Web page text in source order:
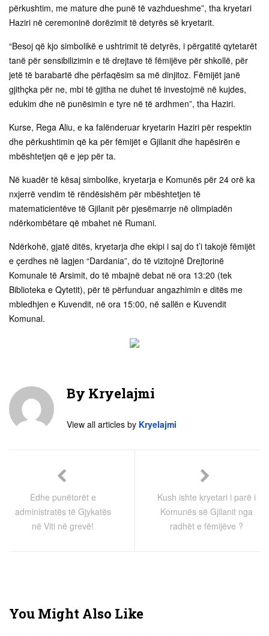
përkushtim, me mature dhe punë të vazhdueshme”, tha kryetari
Haziri në ceremoninë dorëzimit të detyrës së kryetarit.
“Besoj që kjo simbolikë e ushtrimit të detyrës, i përgatitë qytetarët
tanë për sensibilizimin e të drejtave të fëmijëve për shkollë, për
jetë të barabartë dhe përfaqësim sa më dinjitoz. Fëmijët janë
gjithçka për ne, mbi të gjitha ne duhet të investojmë në kujdes,
edukim dhe në punësimin e tyre në të ardhmen”, tha Haziri.
Kurse, Rega Aliu, e ka falënderuar kryetarin Haziri për respektin
dhe përkushtimin që ka për fëmijët e Gjilanit dhe hapësirën e
mbështetjen që e jep për ta.
Në kuadër të kësaj simbolike, kryetarja e Komunës për 24 orë ka
nxjerrë vendim të rëndësishëm për mbështetjen të
matematicientëve të Gjilanit për pjesëmarrje në olimpiadën
ndërkombëtare që mbahet në Rumani.
Ndërkohë, gjatë ditës, kryetarja dhe ekipi i saj do t’i takojë fëmijët
e çerdhes në lagjen “Dardania”, do të vizitojnë Drejtorinë
Komunale të Arsimit, do të mbajnë debat në ora 13:20 (tek
Biblioteka e Qytetit), për të përfunduar angazhimin e ditës me
mbledhjen e Kuvendit, në ora 15:00, në sallën e Kuvendit
Komunal.
By Kryelajmi
View all articles by Kryelajmi
Edhe punëtorët e
administratës të Gjykatës
në Viti në grevë!
Kush ishte kryetari i parë i
Komunës së Gjilanit nga
radhët e fëmijëve ?
You Might Also Like